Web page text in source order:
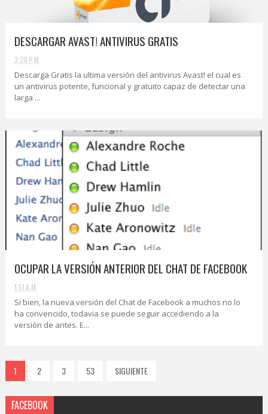
DESCARGAR AVAST! ANTIVIRUS GRATIS
3:28 P.M.
Descarga Gratis la ultima versión del antivirus Avast! el cual es
un antivirus potente, funcional y gratuito capaz de detectar una
larga ...
OCUPAR LA VERSIÓN ANTERIOR DEL CHAT DE FACEBOOK
1:51 A.M.
Si bien, la nueva versión del Chat de Facebook a muchos no lo
ha convencido, todavia se puede seguir accediendo a la
versión de antes. E...
1 2 3 53 SIGUIENTE
FACEBOOK